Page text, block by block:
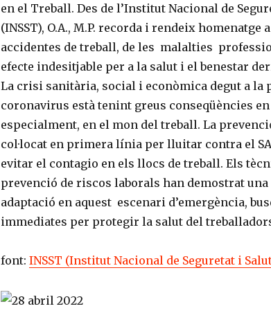
en el Treball. Des de l’Institut Nacional de
(INSST), O.A., M.P. recorda i rendeix homenatge
accidentes de treball, de les malalties
efecte indesitjable per a la salut i el benestar
La crisi sanitària, social i econòmica degut a la
coronavirus està tenint greus conseqüències
especialment, en el mon del treball. La
col·locat en primera línia per lluitar contra el
evitar el contagio en els llocs de treball. Els
prevenció de riscos laborals han demostrat
adaptació en aquest escenari d’emergència,
immediates per protegir la salut del
font: INSST (Institut Nacional de Seguretat i